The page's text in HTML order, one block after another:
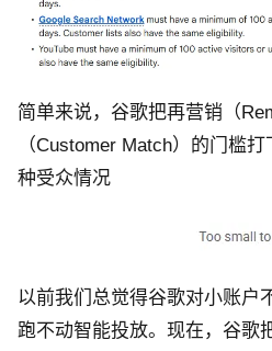
简单来说，谷歌把再营销（
（Customer Match）的门槛
种受众情况
以前我们总觉得谷歌对小账户
跑不动智能投放。现在，谷歌